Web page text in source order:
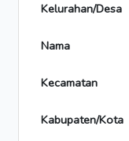
Kelurahan/Desa
Nama
Kecamatan
Kabupaten/Kota